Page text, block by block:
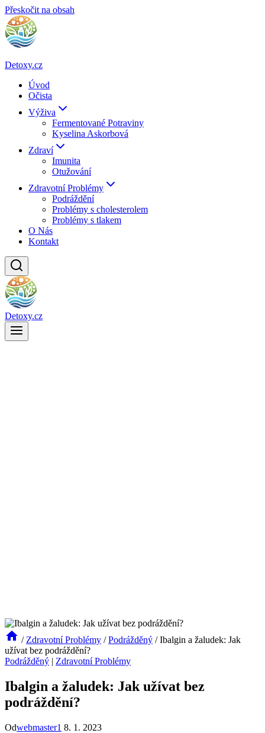
Přeskočit na obsah
Detoxy.cz
Úvod
Očista
Výživa
Fermentované Potraviny
Kyselina Askorbová
Zdraví
Imunita
Otužování
Zdravotní Problémy
Podráždění
Problémy s cholesterolem
Problémy s tlakem
O Nás
Kontakt
Detoxy.cz
/ Zdravotní Problémy / Podrážděný / Ibalgin a žaludek: Jak
užívat bez podráždění?
Podrážděný | Zdravotní Problémy
Ibalgin a žaludek: Jak užívat bez
podráždění?
Odwebmaster1 8. 1. 2023